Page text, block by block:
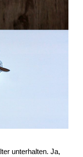
unterhalten. Ja,